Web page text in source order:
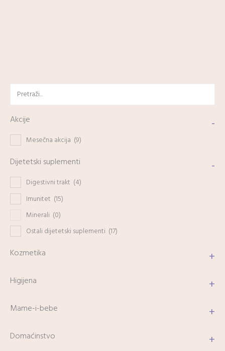
Akcije -
Mesečna akcija (9)
Dijetetski suplementi -
Digestivni trakt (4)
Imunitet (15)
Minerali (0)
Ostali dijetetski suplementi (17)
Kozmetika +
Higijena +
Mame-i-bebe +
Domaćinstvo +